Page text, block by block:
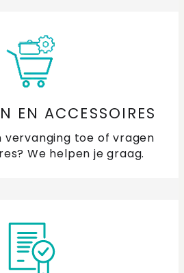
EN ACCESSOIRES
vervanging toe of vragen
We helpen je graag.